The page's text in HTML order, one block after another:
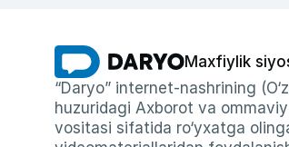
Maxfiylik
“Daryo” internet-nashrining
huzuridagi Axborot va
vositasi sifatida ro‘yxatga